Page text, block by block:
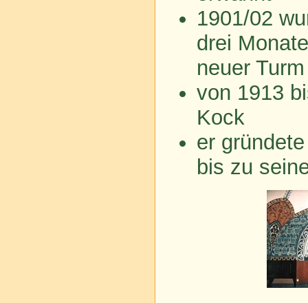
1901/02
drei
neuer
von 1913
Kock
er
bis zu